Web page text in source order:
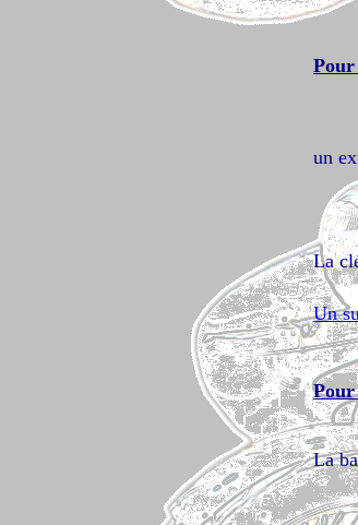
un
La
Un
Pour
La